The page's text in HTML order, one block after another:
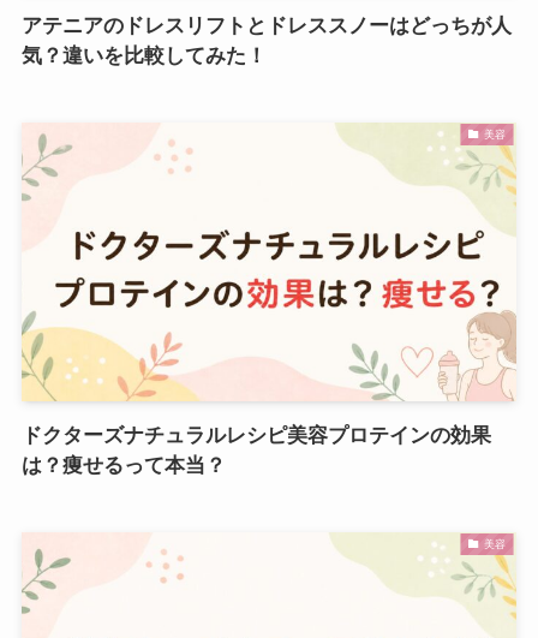
アテニアのドレスリフトとドレススノーはどっちが人
気？違いを比較してみた！
美容
ドクターズナチュラルレシピ美容プロテインの効果
は？痩せるって本当？
美容